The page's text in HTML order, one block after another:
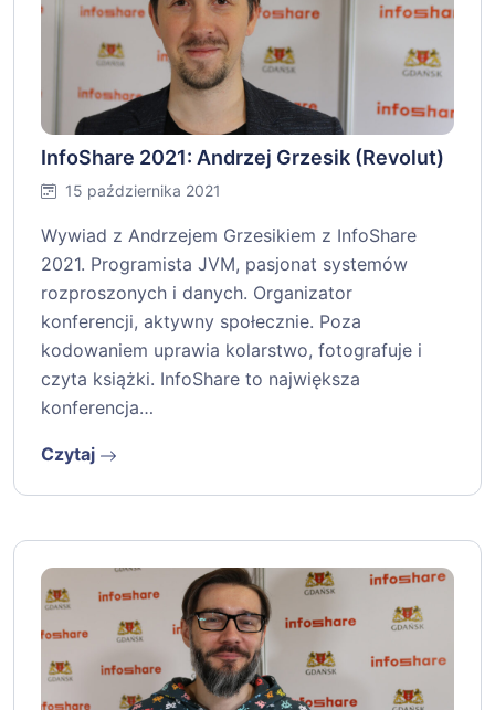
InfoShare 2021: Andrzej Grzesik (Revolut)
15 października 2021
Wywiad z Andrzejem Grzesikiem z InfoShare
2021. Programista JVM, pasjonat systemów
rozproszonych i danych. Organizator
konferencji, aktywny społecznie. Poza
kodowaniem uprawia kolarstwo, fotografuje i
czyta książki. InfoShare to największa
konferencja…
Czytaj